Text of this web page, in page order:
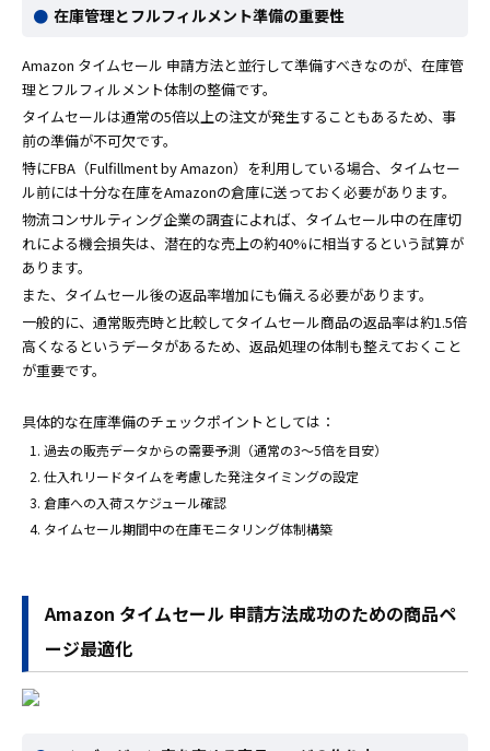
在庫管理とフルフィルメント準備の重要性
Amazon タイムセール 申請方法と並行して準備すべきなのが、在庫管
理とフルフィルメント体制の整備です。
タイムセールは通常の5倍以上の注文が発生することもあるため、事
前の準備が不可欠です。
特にFBA（Fulfillment by Amazon）を利用している場合、タイムセー
ル前には十分な在庫をAmazonの倉庫に送っておく必要があります。
物流コンサルティング企業の調査によれば、タイムセール中の在庫切
れによる機会損失は、潜在的な売上の約40%に相当するという試算が
あります。
また、タイムセール後の返品率増加にも備える必要があります。
一般的に、通常販売時と比較してタイムセール商品の返品率は約1.5倍
高くなるというデータがあるため、返品処理の体制も整えておくこと
が重要です。
具体的な在庫準備のチェックポイントとしては：
過去の販売データからの需要予測（通常の3〜5倍を目安）
仕入れリードタイムを考慮した発注タイミングの設定
倉庫への入荷スケジュール確認
タイムセール期間中の在庫モニタリング体制構築
Amazon タイムセール 申請方法成功のための商品ペ
ージ最適化